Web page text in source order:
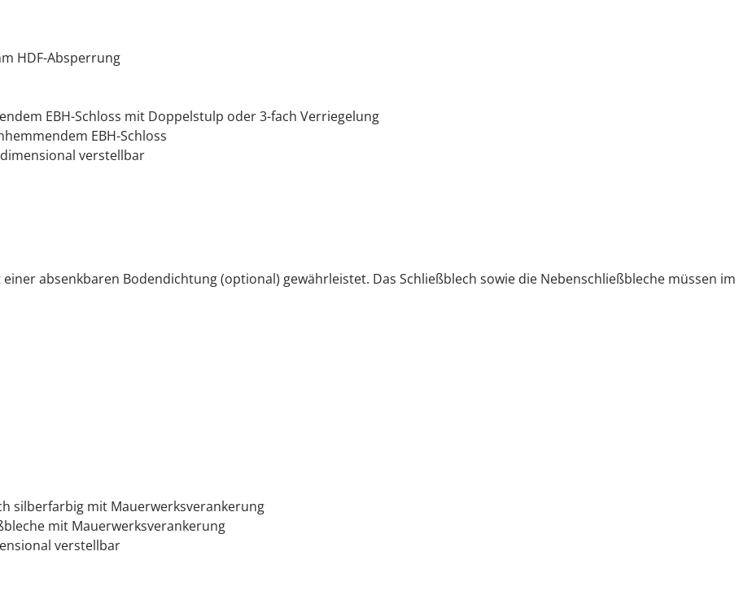
HDF-Absperrung
EBH-Schloss mit Doppelstulp oder 3-fach Verriegelung
EBH-Schloss
verstellbar
absenkbaren Bodendichtung (optional) gewährleistet. Das Schließblech sowie die Nebenschließbleche müssen im
silberfarbig mit Mauerwerksverankerung
mit Mauerwerksverankerung
verstellbar